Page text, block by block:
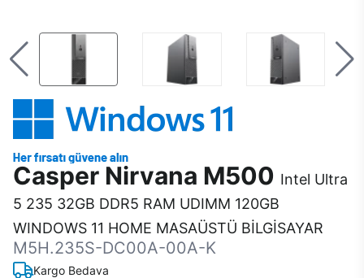
Casper Nirvana M500 Intel Ultra
5 235 32GB DDR5 RAM UDIMM 120GB
WINDOWS 11 HOME MASAÜSTÜ BİLGİSAYAR
M5H.235S-DC00A-00A-K
Kargo Bedava